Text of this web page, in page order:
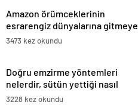
Amazon örümceklerinin
esrarengiz dünyalarına gitmeye
hazır olun.
3473 kez okundu
Doğru emzirme yöntemleri
nelerdir, sütün yettiği nasıl
anlaşılır?
3228 kez okundu